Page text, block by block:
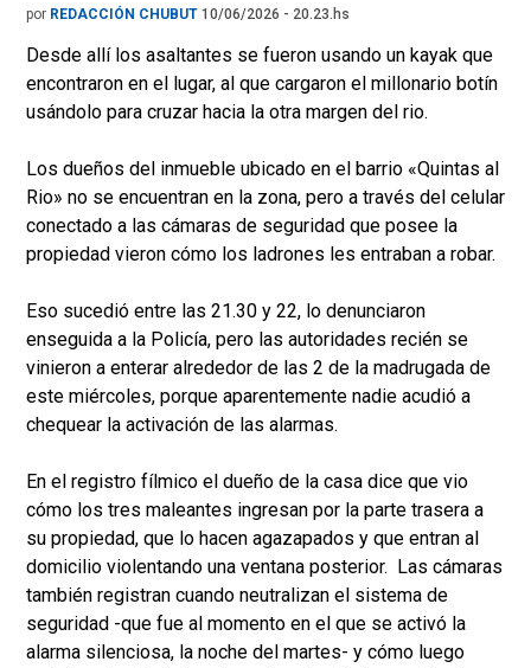
por REDACCIÓN CHUBUT 10/06/2026 - 20.23.hs
Desde allí los asaltantes se fueron usando un kayak que
encontraron en el lugar, al que cargaron el millonario botín
usándolo para cruzar hacia la otra margen del rio.
Los dueños del inmueble ubicado en el barrio «Quintas al
Rio» no se encuentran en la zona, pero a través del celular
conectado a las cámaras de seguridad que posee la
propiedad vieron cómo los ladrones les entraban a robar.
Eso sucedió entre las 21.30 y 22, lo denunciaron
enseguida a la Policía, pero las autoridades recién se
vinieron a enterar alrededor de las 2 de la madrugada de
este miércoles, porque aparentemente nadie acudió a
chequear la activación de las alarmas.
En el registro fílmico el dueño de la casa dice que vio
cómo los tres maleantes ingresan por la parte trasera a
su propiedad, que lo hacen agazapados y que entran al
domicilio violentando una ventana posterior. Las cámaras
también registran cuando neutralizan el sistema de
seguridad -que fue al momento en el que se activó la
alarma silenciosa, la noche del martes- y cómo luego